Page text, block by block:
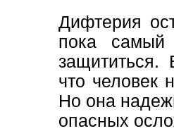
Дифтерия
пока самый
защититься.
что человек
Но она
опасных